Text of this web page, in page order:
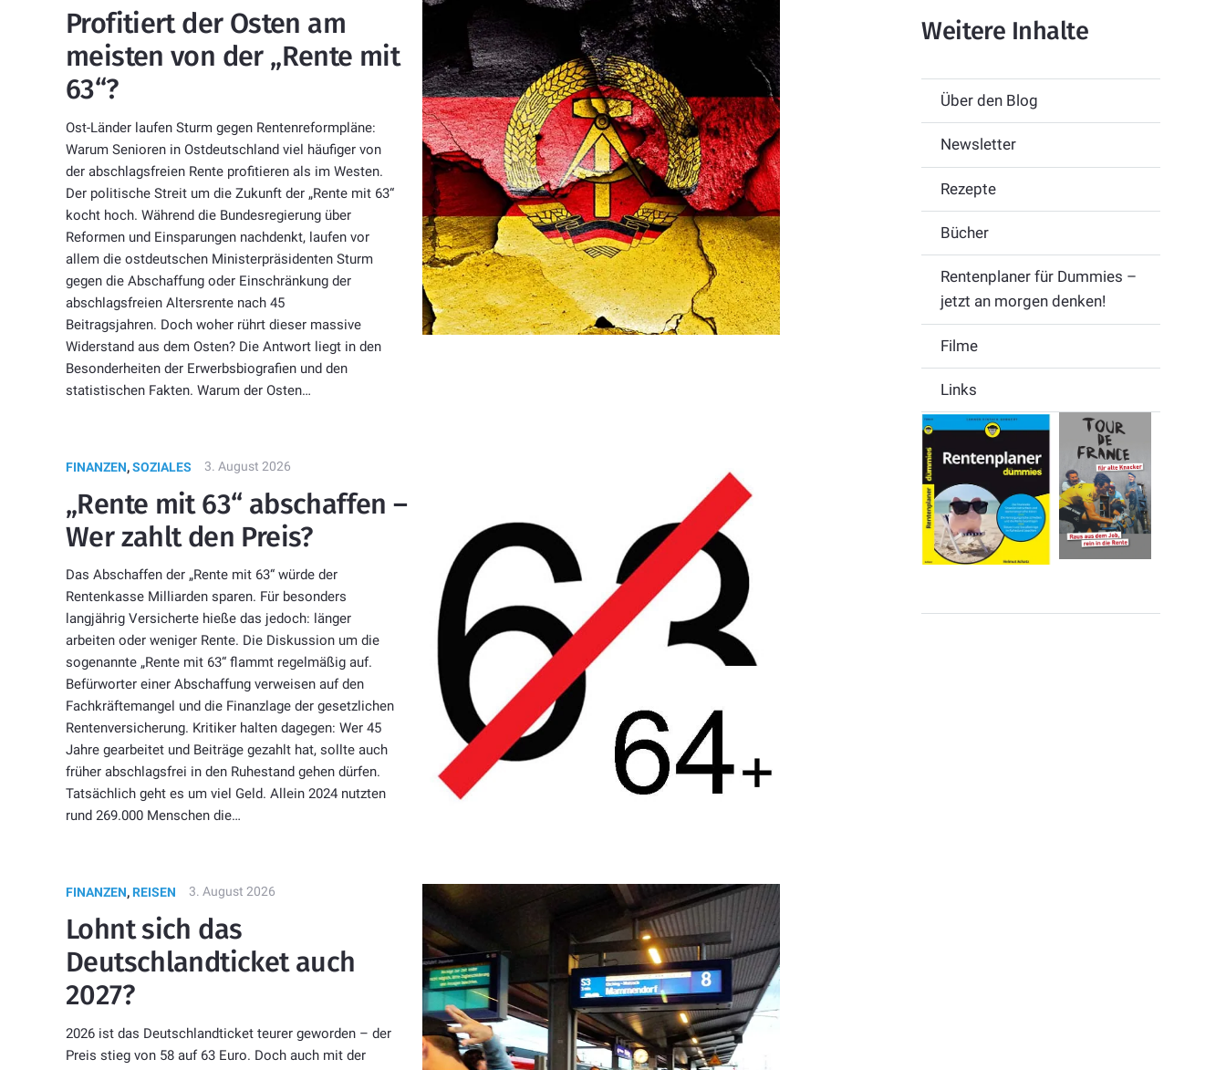
Profitiert der Osten am
meisten von der „Rente mit
63“?
Ost-Länder laufen Sturm gegen Rentenreformpläne:
Warum Senioren in Ostdeutschland viel häufiger von
der abschlagsfreien Rente profitieren als im Westen.
Der politische Streit um die Zukunft der „Rente mit 63“
kocht hoch. Während die Bundesregierung über
Reformen und Einsparungen nachdenkt, laufen vor
allem die ostdeutschen Ministerpräsidenten Sturm
gegen die Abschaffung oder Einschränkung der
abschlagsfreien Altersrente nach 45
Beitragsjahren. Doch woher rührt dieser massive
Widerstand aus dem Osten? Die Antwort liegt in den
Besonderheiten der Erwerbsbiografien und den
statistischen Fakten. Warum der Osten…
FINANZEN,SOZIALES 3. August 2026
„Rente mit 63“ abschaffen –
Wer zahlt den Preis?
Das Abschaffen der „Rente mit 63“ würde der
Rentenkasse Milliarden sparen. Für besonders
langjährig Versicherte hieße das jedoch: länger
arbeiten oder weniger Rente. Die Diskussion um die
sogenannte „Rente mit 63“ flammt regelmäßig auf.
Befürworter einer Abschaffung verweisen auf den
Fachkräftemangel und die Finanzlage der gesetzlichen
Rentenversicherung. Kritiker halten dagegen: Wer 45
Jahre gearbeitet und Beiträge gezahlt hat, sollte auch
früher abschlagsfrei in den Ruhestand gehen dürfen.
Tatsächlich geht es um viel Geld. Allein 2024 nutzten
rund 269.000 Menschen die…
FINANZEN,REISEN 3. August 2026
Lohnt sich das
Deutschlandticket auch
2027?
2026 ist das Deutschlandticket teurer geworden – der
Preis stieg von 58 auf 63 Euro. Doch auch mit der
Weitere Inhalte
Über den Blog
Newsletter
Rezepte
Bücher
Rentenplaner für Dummies –
jetzt an morgen denken!
Filme
Links